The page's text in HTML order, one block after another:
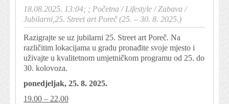
18.08.2025. 13:04; ; Početna /Lifestyle /Zabava /
Jubilarni,25. Street art Poreč (25. – 30. 8. 2025.)
Razigrajte se uz jubilarni 25. Street art Poreč. Na
različitim lokacijama u gradu pronađite svoje mjesto i
uživajte u kvalitetnom umjetničkom programu od 25. do
30. kolovoza.
ponedjeljak, 25. 8. 2025.
19.00 – 22.00